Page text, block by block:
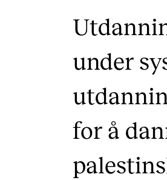
under
for å